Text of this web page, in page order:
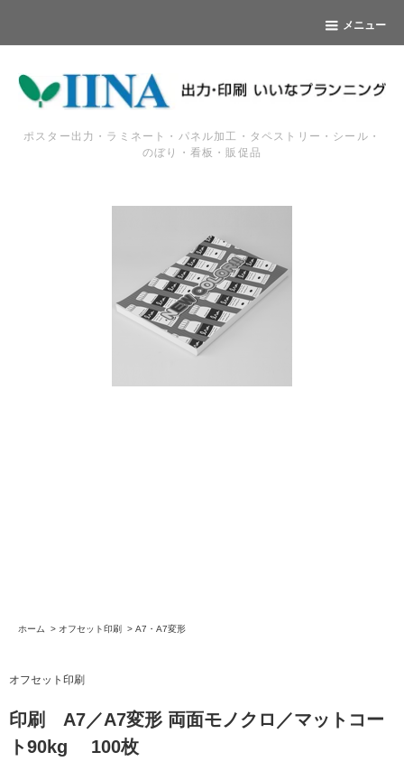
メニュー
ポスター出力・ラミネート・パネル加工・タペストリー・シール・
のぼり・看板・販促品
ホーム > オフセット印刷 > A7・A7変形
オフセット印刷
印刷 A7／A7変形 両面モノクロ／マットコー
ト90kg 100枚